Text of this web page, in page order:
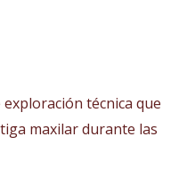
técnica que
maxilar durante las